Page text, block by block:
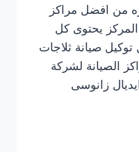
من افضل مراكز
يحتوى كل
توكيل صيانة ثلاجات
الصيانة لشركة
زانوسى